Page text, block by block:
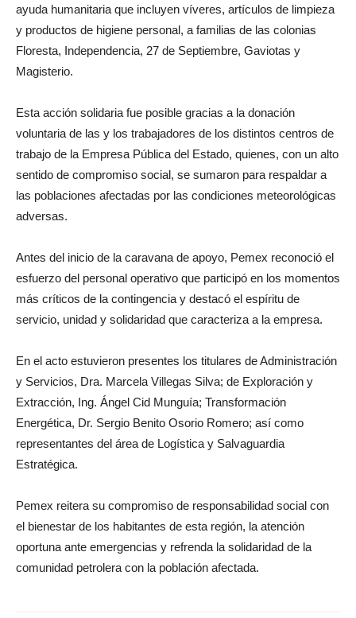
ayuda humanitaria que incluyen víveres, artículos de limpieza
y productos de higiene personal, a familias de las colonias
Floresta, Independencia, 27 de Septiembre, Gaviotas y
Magisterio.
Esta acción solidaria fue posible gracias a la donación
voluntaria de las y los trabajadores de los distintos centros de
trabajo de la Empresa Pública del Estado, quienes, con un alto
sentido de compromiso social, se sumaron para respaldar a
las poblaciones afectadas por las condiciones meteorológicas
adversas.
Antes del inicio de la caravana de apoyo, Pemex reconoció el
esfuerzo del personal operativo que participó en los momentos
más críticos de la contingencia y destacó el espíritu de
servicio, unidad y solidaridad que caracteriza a la empresa.
En el acto estuvieron presentes los titulares de Administración
y Servicios, Dra. Marcela Villegas Silva; de Exploración y
Extracción, Ing. Ángel Cid Munguía; Transformación
Energética, Dr. Sergio Benito Osorio Romero; así como
representantes del área de Logística y Salvaguardia
Estratégica.
Pemex reitera su compromiso de responsabilidad social con
el bienestar de los habitantes de esta región, la atención
oportuna ante emergencias y refrenda la solidaridad de la
comunidad petrolera con la población afectada.